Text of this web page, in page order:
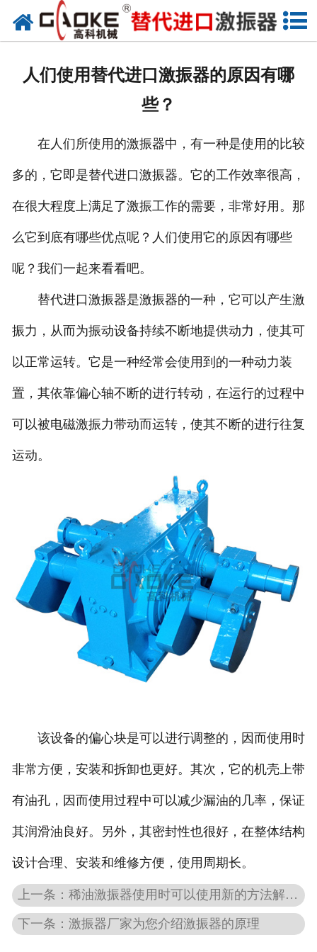
首页
联系高科
人们使用替代进口激振器的原因有哪
些？
在人们所使用的激振器中，有一种是使用的比较
多的，它即是替代进口激振器。它的工作效率很高，
在很大程度上满足了激振工作的需要，非常好用。那
么它到底有哪些优点呢？人们使用它的原因有哪些
呢？我们一起来看看吧。
替代进口激振器是激振器的一种，它可以产生激
振力，从而为振动设备持续不断地提供动力，使其可
以正常运转。它是一种经常会使用到的一种动力装
置，其依靠偏心轴不断的进行转动，在运行的过程中
可以被电磁激振力带动而运转，使其不断的进行往复
运动。
该设备的偏心块是可以进行调整的，因而使用时
非常方便，安装和拆卸也更好。其次，它的机壳上带
有油孔，因而使用过程中可以减少漏油的几率，保证
其润滑油良好。另外，其密封性也很好，在整体结构
设计合理、安装和维修方便，使用周期长。
上一条：稀油激振器使用时可以使用新的方法解决磨损问题
下一条：激振器厂家为您介绍激振器的原理